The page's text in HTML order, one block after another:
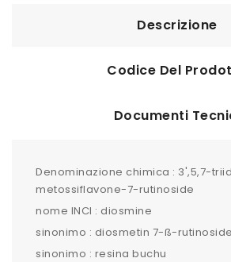
Descrizione
Codice Del
Documenti
Denominazione chimica : 3',5,7-
metossiflavone-7-rutinoside
nome INCI : diosmine
sinonimo : diosmetin 7-ß-rutinoside
sinonimo : resina buchu